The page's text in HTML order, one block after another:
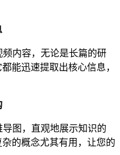
内容，无论是长篇的研
能迅速提取出核心信息，
图，直观地展示知识的
的概念尤其有用，让您的